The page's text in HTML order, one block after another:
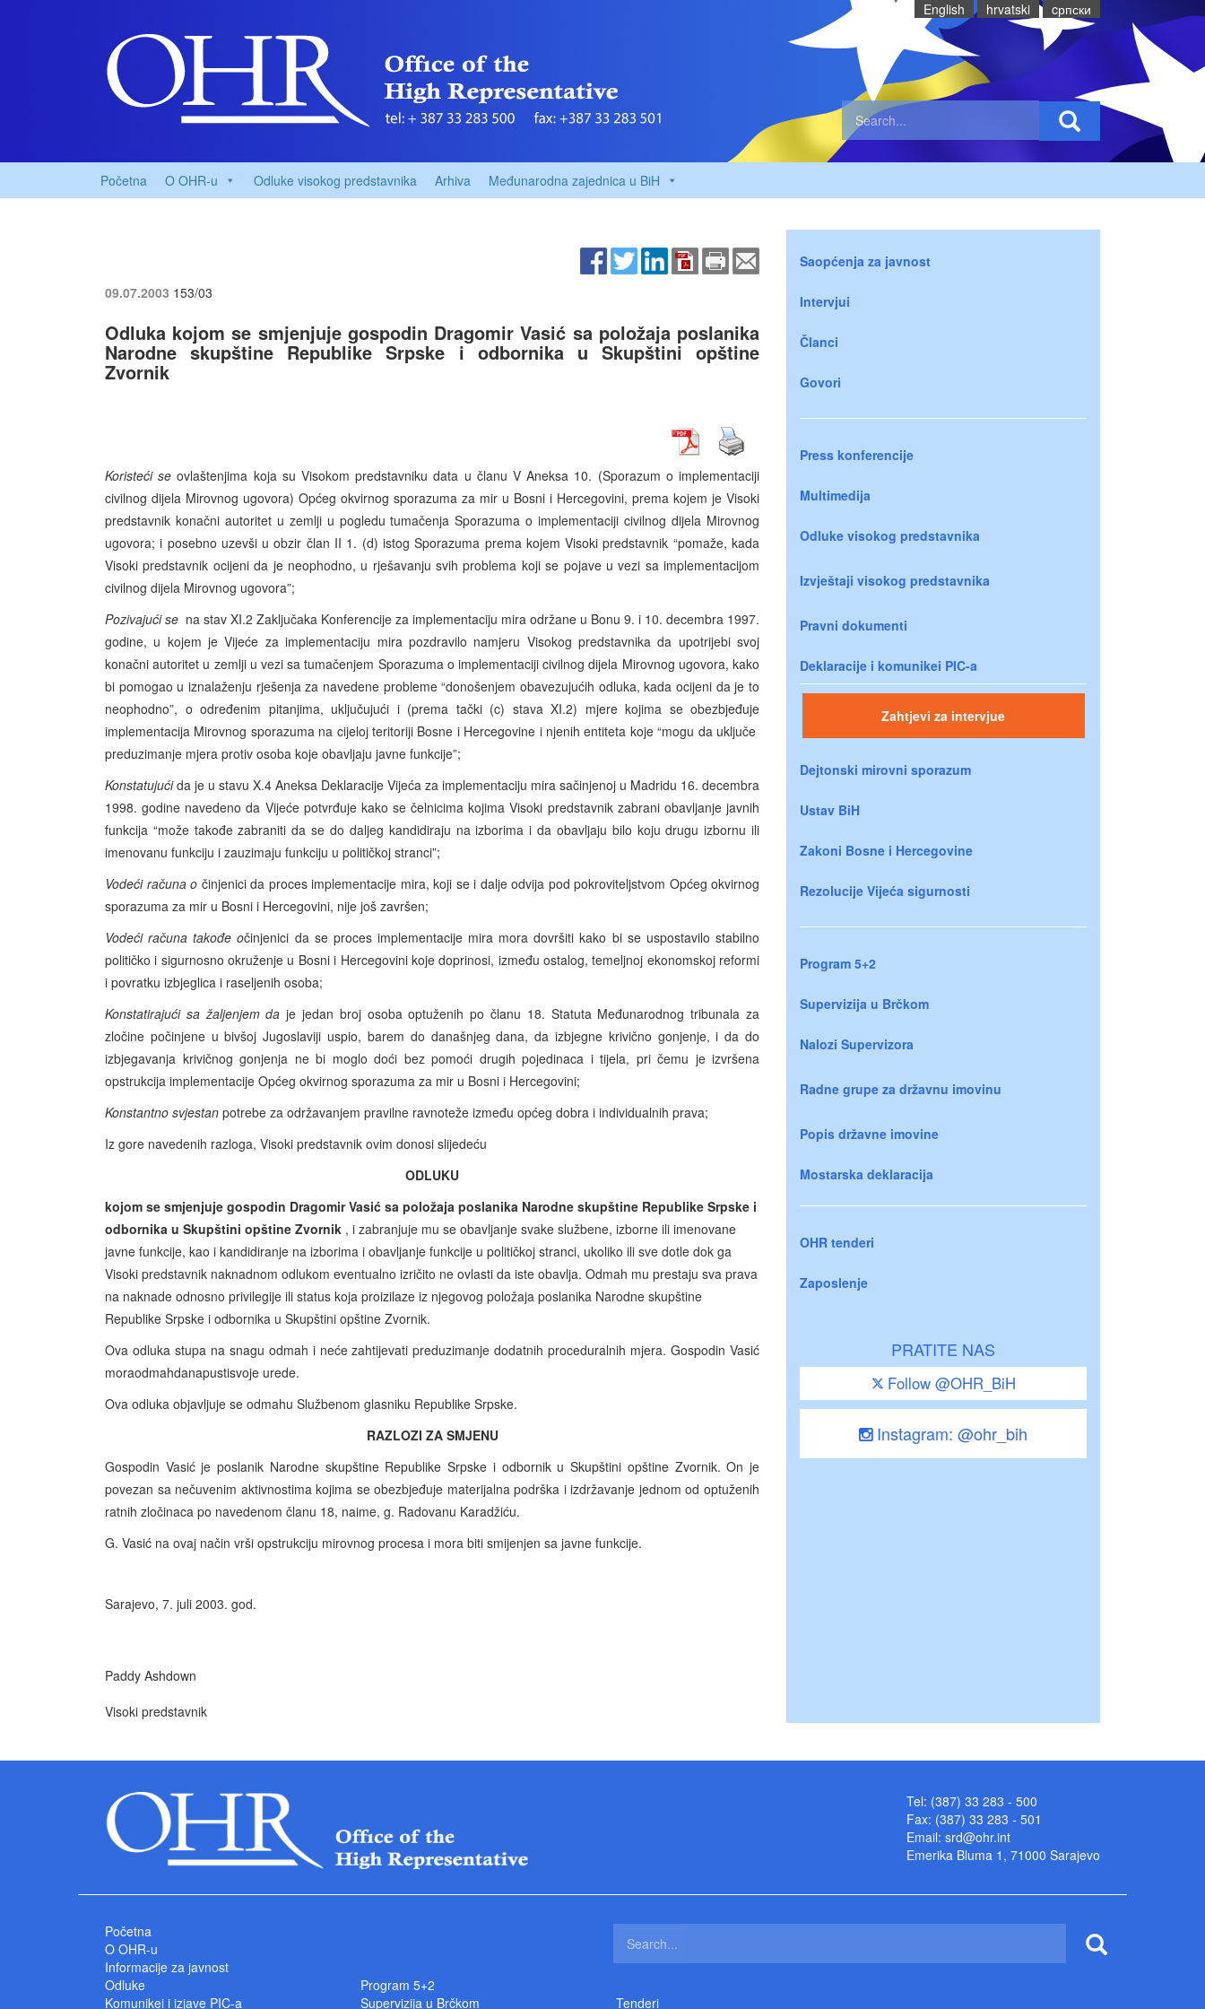
English hrvatski cрпски
Početna O OHR-u Odluke visokog predstavnika Arhiva Međunarodna zajednica u BiH
09.07.2003 153/03
Odluka kojom se smjenjuje gospodin Dragomir Vasić sa položaja poslanika
Narodne skupštine Republike Srpske i odbornika u Skupštini opštine
Zvornik
Koristeći seovlaštenjima koja su Visokom predstavniku data u članu V Aneksa 10. (Sporazum o implementaciji
civilnog dijela Mirovnog ugovora) Općeg okvirnog sporazuma za mir u Bosni i Hercegovini, prema kojem je Visoki
predstavnik konačni autoritet u zemlji u pogledu tumačenja Sporazuma o implementaciji civilnog dijela Mirovnog
ugovora; i posebno uzevši u obzir član II 1. (d) istog Sporazuma prema kojem Visoki predstavnik “pomaže, kada
Visoki predstavnik ocijeni da je neophodno, u rješavanju svih problema koji se pojave u vezi sa implementacijom
civilnog dijela Mirovnog ugovora”;
Pozivajući se na stav XI.2 Zaključaka Konferencije za implementaciju mira održane u Bonu 9. i 10. decembra 1997.
godine, u kojem je Vijeće za implementaciju mira pozdravilo namjeru Visokog predstavnika da upotrijebi svoj
konačni autoritet u zemlji u vezi sa tumačenjem Sporazuma o implementaciji civilnog dijela Mirovnog ugovora, kako
bi pomogao u iznalaženju rješenja za navedene probleme “donošenjem obavezujućih odluka, kada ocijeni da je to
neophodno”, o određenim pitanjima, uključujući i (prema tački (c) stava XI.2) mjere kojima se obezbjeđuje
implementacija Mirovnog sporazuma na cijeloj teritoriji Bosne i Hercegovine i njenih entiteta koje “mogu da uključe
preduzimanje mjera protiv osoba koje obavljaju javne funkcije”;
Konstatujućida je u stavu X.4 Aneksa Deklaracije Vijeća za implementaciju mira sačinjenoj u Madridu 16. decembra
1998. godine navedeno da Vijeće potvrđuje kako se čelnicima kojima Visoki predstavnik zabrani obavljanje javnih
funkcija “može takođe zabraniti da se do daljeg kandidiraju na izborima i da obavljaju bilo koju drugu izbornu ili
imenovanu funkciju i zauzimaju funkciju u političkoj stranci”;
Vodeći računa o činjenici da proces implementacije mira, koji se i dalje odvija pod pokroviteljstvom Općeg okvirnog
sporazuma za mir u Bosni i Hercegovini, nije još završen;
Vodeći računa takođe očinjenici da se proces implementacije mira mora dovršiti kako bi se uspostavilo stabilno
političko i sigurnosno okruženje u Bosni i Hercegovini koje doprinosi, između ostalog, temeljnoj ekonomskoj reformi
i povratku izbjeglica i raseljenih osoba;
Konstatirajući sa žaljenjem daje jedan broj osoba optuženih po članu 18. Statuta Međunarodnog tribunala za
zločine počinjene u bivšoj Jugoslaviji uspio, barem do današnjeg dana, da izbjegne krivično gonjenje, i da do
izbjegavanja krivičnog gonjenja ne bi moglo doći bez pomoći drugih pojedinaca i tijela, pri čemu je izvršena
opstrukcija implementacije Općeg okvirnog sporazuma za mir u Bosni i Hercegovini;
Konstantno svjestan potrebe za održavanjem pravilne ravnoteže između općeg dobra i individualnih prava;
Iz gore navedenih razloga, Visoki predstavnik ovim donosi slijedeću
ODLUKU
kojom se smjenjuje gospodin Dragomir Vasić sa položaja poslanika Narodne skupštine Republike Srpske i
odbornika u Skupštini opštine Zvornik , i zabranjuje mu se obavljanje svake službene, izborne ili imenovane
javne funkcije, kao i kandidiranje na izborima i obavljanje funkcije u političkoj stranci, ukoliko ili sve dotle dok ga
Visoki predstavnik naknadnom odlukom eventualno izričito ne ovlasti da iste obavlja. Odmah mu prestaju sva prava
na naknade odnosno privilegije ili status koja proizilaze iz njegovog položaja poslanika Narodne skupštine
Republike Srpske i odbornika u Skupštini opštine Zvornik.
Ova odluka stupa na snagu odmah i neće zahtijevati preduzimanje dodatnih proceduralnih mjera. Gospodin Vasić
moraodmahdanapustisvoje urede.
Ova odluka objavljuje se odmahu Službenom glasniku Republike Srpske.
RAZLOZI ZA SMJENU
Gospodin Vasić je poslanik Narodne skupštine Republike Srpske i odbornik u Skupštini opštine Zvornik. On je
povezan sa nečuvenim aktivnostima kojima se obezbjeđuje materijalna podrška i izdržavanje jednom od optuženih
ratnih zločinaca po navedenom članu 18, naime, g. Radovanu Karadžiću.
G. Vasić na ovaj način vrši opstrukciju mirovnog procesa i mora biti smijenjen sa javne funkcije.
Sarajevo, 7. juli 2003. god.
Paddy Ashdown
Visoki predstavnik
Saopćenja za javnost
Intervjui
Članci
Govori
Press konferencije
Multimedija
Odluke visokog predstavnika
Izvještaji visokog predstavnika
Pravni dokumenti
Deklaracije i komunikei PIC-a
Zahtjevi za intervjue
Dejtonski mirovni sporazum
Ustav BiH
Zakoni Bosne i Hercegovine
Rezolucije Vijeća sigurnosti
Program 5+2
Supervizija u Brčkom
Nalozi Supervizora
Radne grupe za državnu imovinu
Popis državne imovine
Mostarska deklaracija
OHR tenderi
Zaposlenje
PRATITE NAS
Follow @OHR_BiH
Instagram: @ohr_bih
Tel: (387) 33 283 - 500
Fax: (387) 33 283 - 501
Email: srd@ohr.int
Emerika Bluma 1, 71000 Sarajevo
Početna
O OHR-u
Informacije za javnost
Odluke
Komunikei i izjave PIC-a
Program 5+2
Supervizija u Brčkom
Tenderi